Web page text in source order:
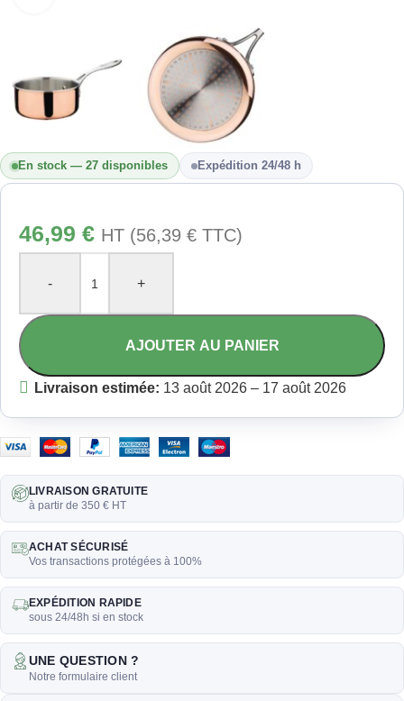
En stock — 27 disponibles Expédition 24/48 h
46,99 € HT (56,39 € TTC)
- +
AJOUTER AU PANIER
Livraison estimée: 13 août 2026 – 17 août 2026
LIVRAISON GRATUITE
à partir de 350 € HT
ACHAT SÉCURISÉ
Vos transactions protégées à 100%
EXPÉDITION RAPIDE
sous 24/48h si en stock
UNE QUESTION ?
Notre formulaire client